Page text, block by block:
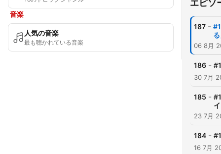
音楽
人気の音楽
最も聴かれている音楽
エピソ
187 -
06 8月
186 -
30 7月
185 -
23 7月
184 -
16 7月